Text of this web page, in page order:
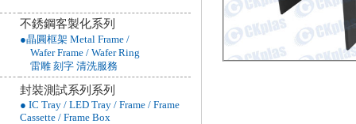
不銹鋼客製化系列
●晶圓框架 Metal Frame /
Wafer Frame / Wafer Ring
雷雕 刻字 清洗服務
封裝測試系列系列
● IC Tray / LED Tray / Frame / Frame
Cassette / Frame Box